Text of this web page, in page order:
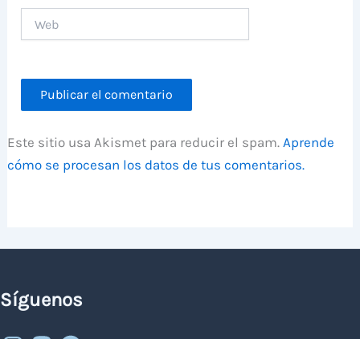
Este sitio usa Akismet para reducir el spam.Aprende
cómo se procesan los datos de tus comentarios.
Síguenos